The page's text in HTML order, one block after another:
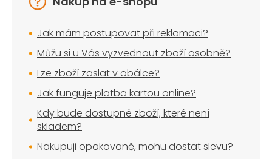
Jak mám postupovat při reklamaci?
Můžu si u Vás vyzvednout zboží osobně?
Lze zboží zaslat v obálce?
Jak funguje platba kartou online?
Kdy bude dostupné zboží, které není
skladem?
Nakupuji opakovaně, mohu dostat slevu?